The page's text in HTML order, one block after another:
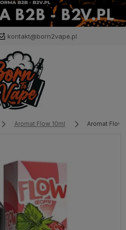
kontakt@born2vape.pl
Aromat Flow 10ml Aromat Flow